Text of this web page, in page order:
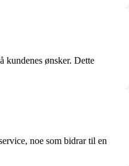
kundenes ønsker. Dette
noe som bidrar til en